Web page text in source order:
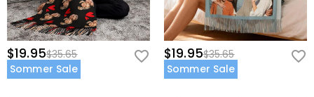
$19.95$35.65
Sommer Sale
$19.95$35.65
Sommer Sale